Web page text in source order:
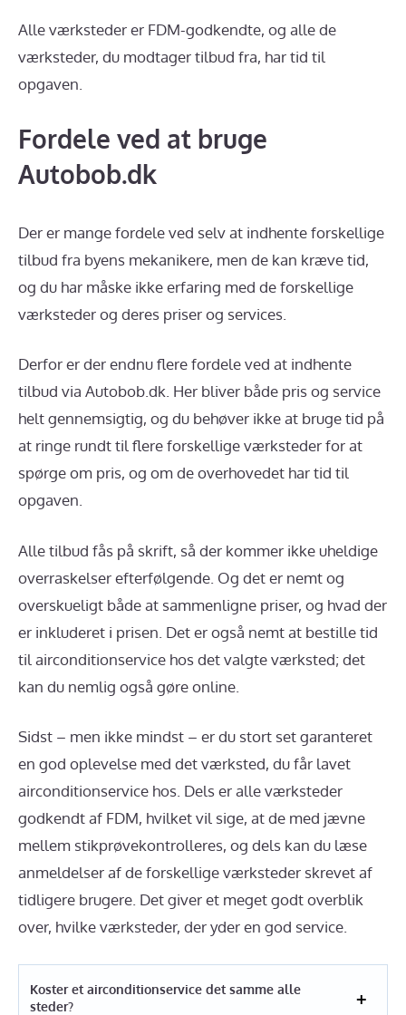
Alle værksteder er FDM-godkendte, og alle de
værksteder, du modtager tilbud fra, har tid til
opgaven.
Fordele ved at bruge
Autobob.dk
Der er mange fordele ved selv at indhente forskellige
tilbud fra byens mekanikere, men de kan kræve tid,
og du har måske ikke erfaring med de forskellige
værksteder og deres priser og services.
Derfor er der endnu flere fordele ved at indhente
tilbud via Autobob.dk. Her bliver både pris og service
helt gennemsigtig, og du behøver ikke at bruge tid på
at ringe rundt til flere forskellige værksteder for at
spørge om pris, og om de overhovedet har tid til
opgaven.
Alle tilbud fås på skrift, så der kommer ikke uheldige
overraskelser efterfølgende. Og det er nemt og
overskueligt både at sammenligne priser, og hvad der
er inkluderet i prisen. Det er også nemt at bestille tid
til airconditionservice hos det valgte værksted; det
kan du nemlig også gøre online.
Sidst – men ikke mindst – er du stort set garanteret
en god oplevelse med det værksted, du får lavet
airconditionservice hos. Dels er alle værksteder
godkendt af FDM, hvilket vil sige, at de med jævne
mellem stikprøvekontrolleres, og dels kan du læse
anmeldelser af de forskellige værksteder skrevet af
tidligere brugere. Det giver et meget godt overblik
over, hvilke værksteder, der yder en god service.
Koster et airconditionservice det samme alle
steder?